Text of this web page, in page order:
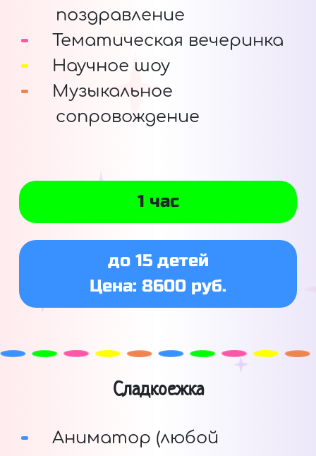
поздравление
Тематическая вечеринка
Научное шоу
Музыкальное
сопровождение
1 час
до 15 детей
Цена: 8600 руб.
Сладкоежка
Аниматор (любой